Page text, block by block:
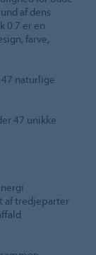
af dens
0.7 er en
farve,
naturlige
47 unikke
af tredjeparter